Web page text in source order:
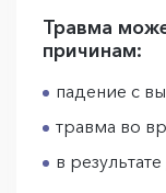
Травма
причинам:
падение с
травма во
в